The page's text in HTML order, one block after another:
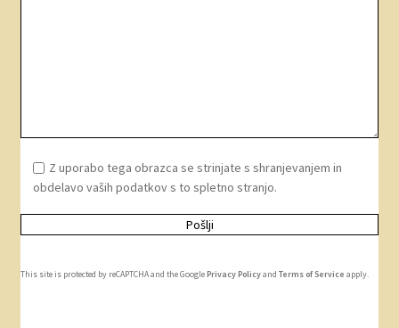
Z uporabo tega obrazca se strinjate s shranjevanjem in
obdelavo vaših podatkov s to spletno stranjo.
This site is protected by reCAPTCHA and the GooglePrivacy Policyand Terms of Service apply.